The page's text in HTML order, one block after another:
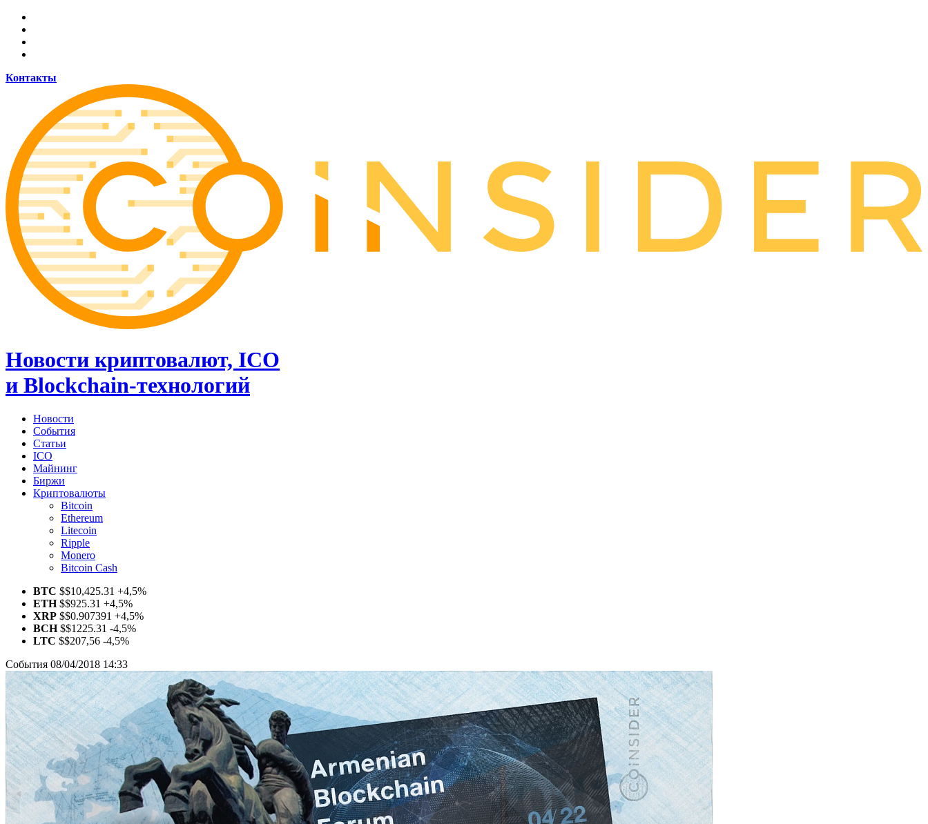
Контакты
Новости криптовалют, ICO
и Blockchain-технологий
Новости
События
Статьи
ICO
Майнинг
Биржи
Криптовалюты
Bitcoin
Ethereum
Litecoin
Ripple
Monero
Bitcoin Cash
BTC $$10,425.31 +4,5%
ETH$$925.31 +4,5%
XRP $$0.907391 +4,5%
BCH$$1225.31 -4,5%
LTC $$207,56 -4,5%
События 08/04/2018 14:33